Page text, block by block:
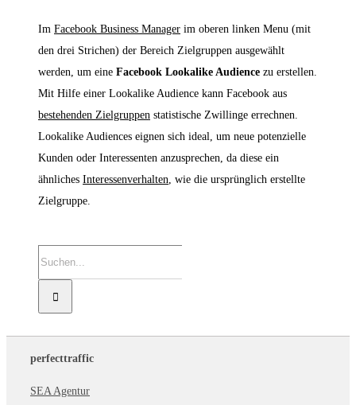
Im Facebook Business Manager im oberen linken Menu (mit
den drei Strichen) der Bereich Zielgruppen ausgewählt
werden, um eine Facebook Lookalike Audience zu erstellen.
Mit Hilfe einer Lookalike Audience kann Facebook aus
bestehenden Zielgruppen statistische Zwillinge errechnen.
Lookalike Audiences eignen sich ideal, um neue potenzielle
Kunden oder Interessenten anzusprechen, da diese ein
ähnliches Interessenverhalten, wie die ursprünglich erstellte
Zielgruppe.
Suche
nach:
perfecttraffic
SEA Agentur